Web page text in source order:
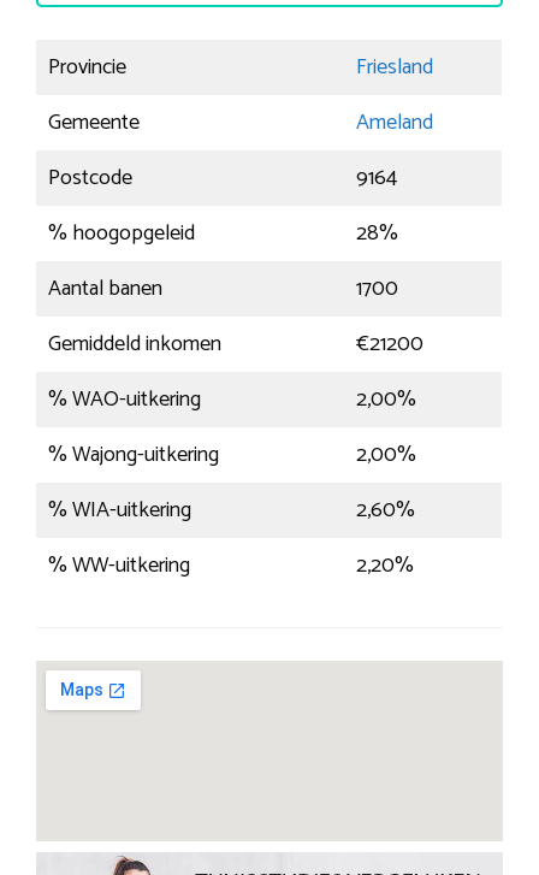
Provincie
Friesland
Gemeente
Ameland
Postcode
9164
% hoogopgeleid
28%
Aantal banen
1700
Gemiddeld inkomen
€21200
% WAO-uitkering
2,00%
% Wajong-uitkering
2,00%
% WIA-uitkering
2,60%
% WW-uitkering
2,20%